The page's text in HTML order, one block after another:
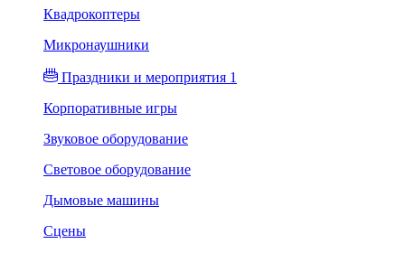
Квадрокоптеры
Микронаушники
Праздники и мероприятия 1
Корпоративные игры
Звуковое оборудование
Световое оборудование
Дымовые машины
Сцены